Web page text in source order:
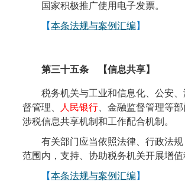
国家积极推广使用电子发票。
【本条法规与案例汇编 】
第三十五条 【信息共享】
税务机关与工业和信息化、公安
督管理、
人民银行 、金融监督管理等
涉税信息共享机制和工作配合机制。
有关部门应当依照法律、行政法
范围内，支持、协助税务机关开展增值
【本条法规与案例汇编 】